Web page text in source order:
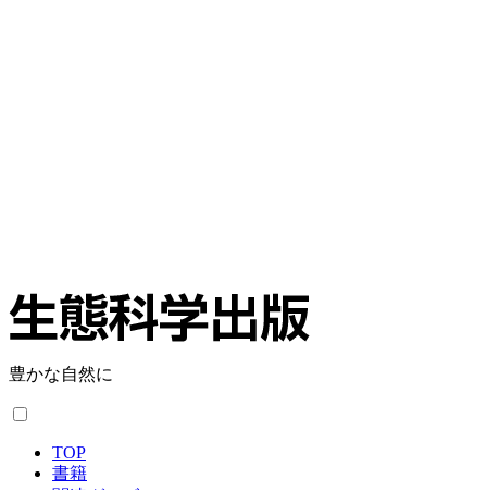
豊かな自然に
TOP
書籍